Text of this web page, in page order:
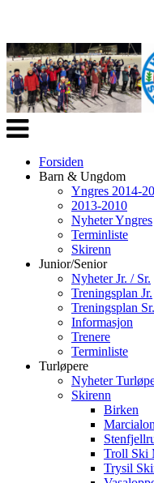
Veksle
navigasjon
Forsiden
Barn & Ungdom
Yngres 2014-
2013-2010
Nyheter Yngres
Terminliste
Skirenn
Junior/Senior
Nyheter Jr. / Sr.
Treningsplan Jr.
Treningsplan Sr.
Informasjon
Trenere
Terminliste
Turløpere
Nyheter
Skirenn
Birken
Troll Ski
Trysil